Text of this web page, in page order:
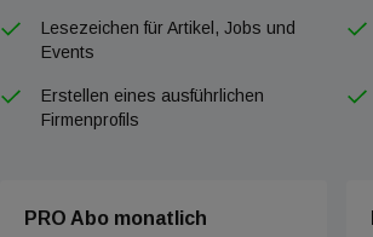
Lesezeichen für Artikel, Jobs und
Events
Erstellen eines ausführlichen
Firmenprofils
PRO Abo monatlich